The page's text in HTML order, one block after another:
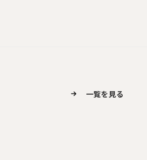
一覧を見る